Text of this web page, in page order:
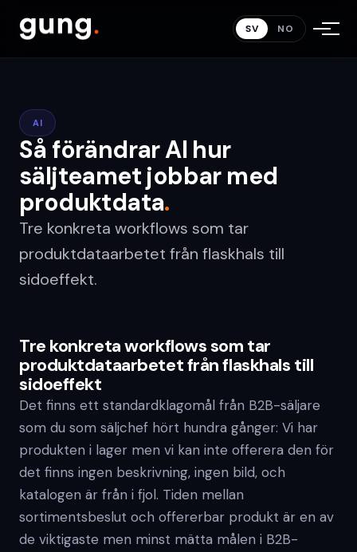
SV NO
AI
Så förändrar AI hur
säljteamet jobbar med
produktdata.
Tre konkreta workflows som tar
produktdataarbetet från flaskhals till
sidoeffekt.
Tre konkreta workflows som tar
produktdataarbetet från flaskhals till
sidoeffekt
Det finns ett standardklagomål från B2B-säljare
som du som säljchef hört hundra gånger: Vi har
produkten i lager men vi kan inte offerera den för
det finns ingen beskrivning, ingen bild, och
katalogen är från i fjol. Tiden mellan
sortimentsbeslut och offererbar produkt är en av
de viktigaste men minst mätta målen i B2B-